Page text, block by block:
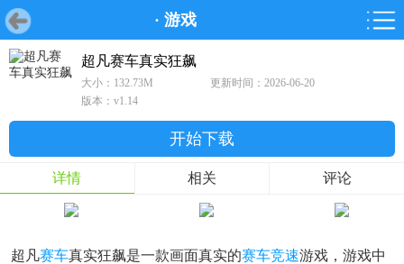
· 游戏
首页 游戏 软件
首页 游戏 软件 鸿蒙
游戏
鸿蒙 专题
超凡赛车真实狂飙
大小：132.73M
更新时间：2026-06-20
版本：v1.14
开始下载
详情 相关 评论
超凡赛车真实狂飙是一款画面真实的赛车竞速游戏，游戏中